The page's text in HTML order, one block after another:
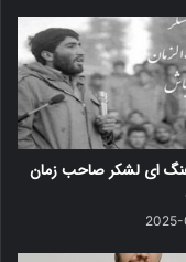
ای لشکر صاحب زمان